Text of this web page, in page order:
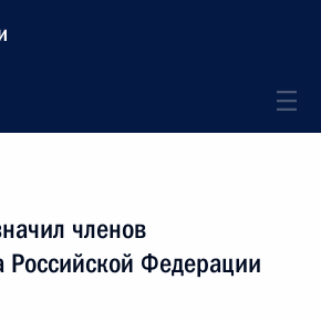
членов
Российской Федерации